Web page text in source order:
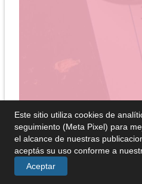
Este sitio utiliza cookies de
seguimiento (Meta Pixel) para
el alcance de nuestras
aceptás su uso conforme a
Aceptar